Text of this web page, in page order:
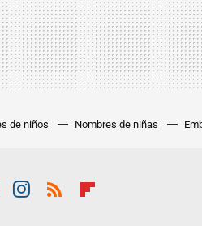
de niños Nombres de niñas